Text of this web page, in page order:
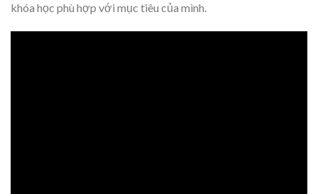
khóa học phù hợp với mục tiêu của mình.